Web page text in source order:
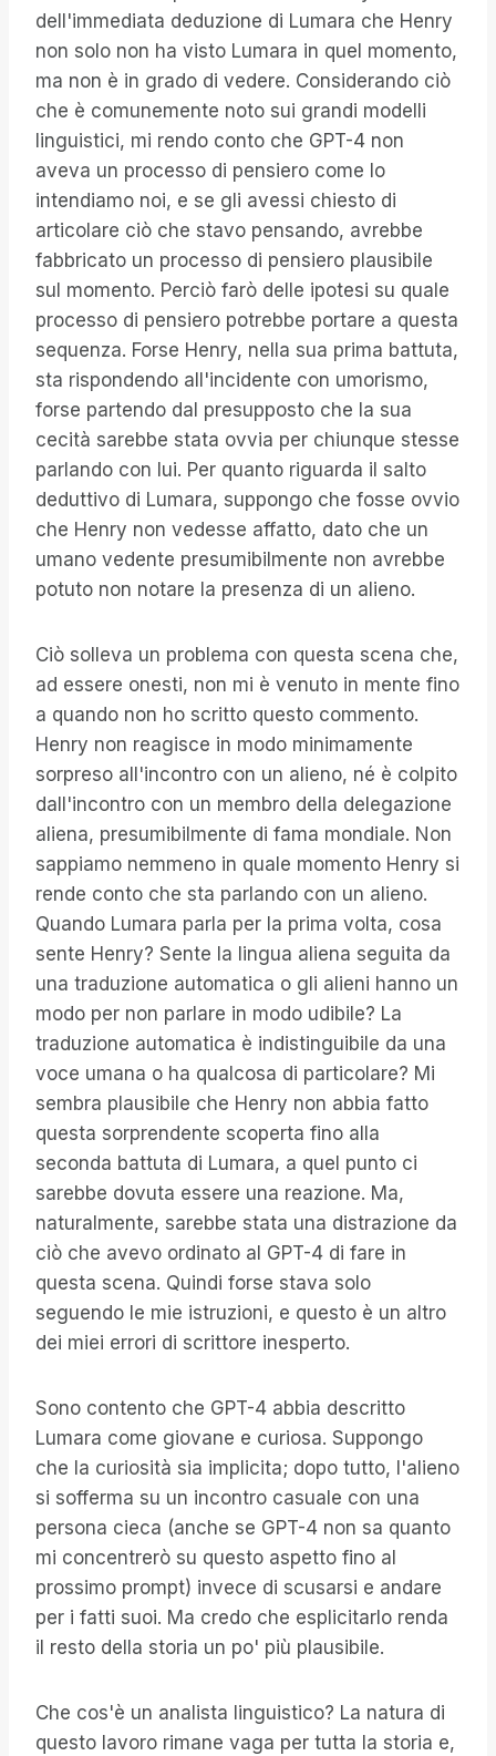
dell'immediata deduzione di Lumara che Henry
non solo non ha visto Lumara in quel momento,
ma non è in grado di vedere. Considerando ciò
che è comunemente noto sui grandi modelli
linguistici, mi rendo conto che GPT-4 non
aveva un processo di pensiero come lo
intendiamo noi, e se gli avessi chiesto di
articolare ciò che stavo pensando, avrebbe
fabbricato un processo di pensiero plausibile
sul momento. Perciò farò delle ipotesi su quale
processo di pensiero potrebbe portare a questa
sequenza. Forse Henry, nella sua prima battuta,
sta rispondendo all'incidente con umorismo,
forse partendo dal presupposto che la sua
cecità sarebbe stata ovvia per chiunque stesse
parlando con lui. Per quanto riguarda il salto
deduttivo di Lumara, suppongo che fosse ovvio
che Henry non vedesse affatto, dato che un
umano vedente presumibilmente non avrebbe
potuto non notare la presenza di un alieno.
Ciò solleva un problema con questa scena che,
ad essere onesti, non mi è venuto in mente fino
a quando non ho scritto questo commento.
Henry non reagisce in modo minimamente
sorpreso all'incontro con un alieno, né è colpito
dall'incontro con un membro della delegazione
aliena, presumibilmente di fama mondiale. Non
sappiamo nemmeno in quale momento Henry si
rende conto che sta parlando con un alieno.
Quando Lumara parla per la prima volta, cosa
sente Henry? Sente la lingua aliena seguita da
una traduzione automatica o gli alieni hanno un
modo per non parlare in modo udibile? La
traduzione automatica è indistinguibile da una
voce umana o ha qualcosa di particolare? Mi
sembra plausibile che Henry non abbia fatto
questa sorprendente scoperta fino alla
seconda battuta di Lumara, a quel punto ci
sarebbe dovuta essere una reazione. Ma,
naturalmente, sarebbe stata una distrazione da
ciò che avevo ordinato al GPT-4 di fare in
questa scena. Quindi forse stava solo
seguendo le mie istruzioni, e questo è un altro
dei miei errori di scrittore inesperto.
Sono contento che GPT-4 abbia descritto
Lumara come giovane e curiosa. Suppongo
che la curiosità sia implicita; dopo tutto, l'alieno
si sofferma su un incontro casuale con una
persona cieca (anche se GPT-4 non sa quanto
mi concentrerò su questo aspetto fino al
prossimo prompt) invece di scusarsi e andare
per i fatti suoi. Ma credo che esplicitarlo renda
il resto della storia un po' più plausibile.
Che cos'è un analista linguistico? La natura di
questo lavoro rimane vaga per tutta la storia e,